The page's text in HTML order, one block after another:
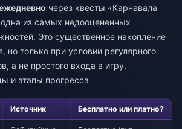
через квесты «Карнавала
из самых недооцененных
Это существенное накопление
но только при условии регулярного
а не простого входа в игру.
и этапы прогресса
Источник Бесплатно или платно?